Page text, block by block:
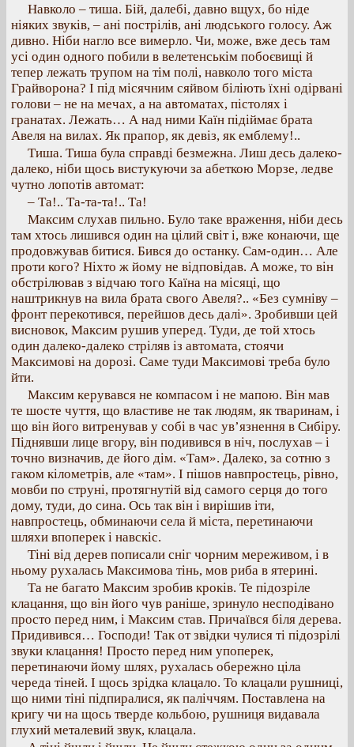
Навколо – тиша. Бій, далебі, давно вщух, бо ніде
ніяких звуків, – ані пострілів, ані людського голосу. Аж
дивно. Ніби нагло все вимерло. Чи, може, вже десь там
усі один одного побили в велетенськім побоєвищі й
тепер лежать трупом на тім полі, навколо того міста
Грайворона? І під місячним сяйвом біліють їхні одірвані
голови – не на мечах, а на автоматах, пістолях і
гранатах. Лежать… А над ними Каїн підіймає брата
Авеля на вилах. Як прапор, як девіз, як емблему!..
Тиша. Тиша була справді безмежна. Лиш десь далеко-
далеко, ніби щось вистукуючи за абеткою Морзе, ледве
чутно лопотів автомат:
– Та!.. Та-та-та!.. Та!
Максим слухав пильно. Було таке враження, ніби десь
там хтось лишився один на цілий світ і, вже конаючи, ще
продовжував битися. Бився до останку. Сам-один… Але
проти кого? Ніхто ж йому не відповідав. А може, то він
обстрілював з відчаю того Каїна на місяці, що
наштрикнув на вила брата свого Авеля?.. «Без сумніву –
фронт перекотився, перейшов десь далі». Зробивши цей
висновок, Максим рушив уперед. Туди, де той хтось
один далеко-далеко стріляв із автомата, стоячи
Максимові на дорозі. Саме туди Максимові треба було
йти.
Максим керувався не компасом і не мапою. Він мав
те шосте чуття, що властиве не так людям, як тваринам, і
що він його витренував у собі в час ув’язнення в Сибіру.
Піднявши лице вгору, він подивився в ніч, послухав – і
точно визначив, де його дім. «Там». Далеко, за сотню з
гаком кілометрів, але «там». І пішов навпростець, рівно,
мовби по струні, протягнутій від самого серця до того
дому, туди, до сина. Ось так він і вирішив іти,
навпростець, обминаючи села й міста, перетинаючи
шляхи впоперек і навскіс.
Тіні від дерев пописали сніг чорним мереживом, і в
ньому рухалась Максимова тінь, мов риба в ятерині.
Та не багато Максим зробив кроків. Те підозріле
клацання, що він його чув раніше, зринуло несподівано
просто перед ним, і Максим став. Причаївся біля дерева.
Придивився… Господи! Так от звідки чулися ті підозрілі
звуки клацання! Просто перед ним упоперек,
перетинаючи йому шлях, рухалась обережно ціла
череда тіней. І щось зрідка клацало. То клацали рушниці,
що ними тіні підпиралися, як паліччям. Поставлена на
кригу чи на щось тверде кольбою, рушниця видавала
глухий металевий звук, клацала.